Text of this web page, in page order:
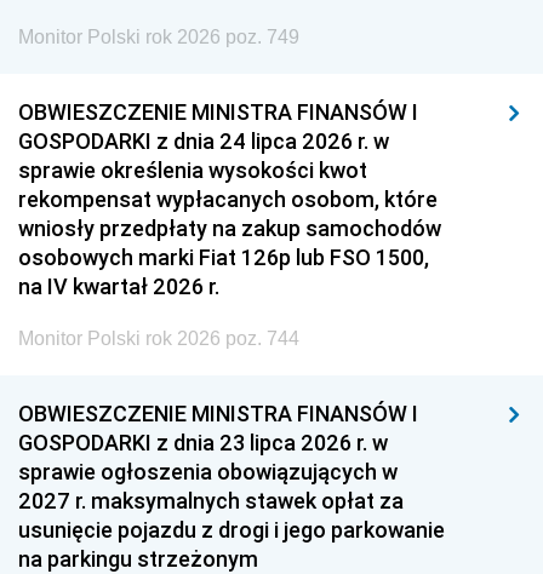
Monitor Polski rok 2026 poz. 749
OBWIESZCZENIE MINISTRA FINANSÓW I
GOSPODARKI z dnia 24 lipca 2026 r. w
sprawie określenia wysokości kwot
rekompensat wypłacanych osobom, które
wniosły przedpłaty na zakup samochodów
osobowych marki Fiat 126p lub FSO 1500,
na IV kwartał 2026 r.
Monitor Polski rok 2026 poz. 744
OBWIESZCZENIE MINISTRA FINANSÓW I
GOSPODARKI z dnia 23 lipca 2026 r. w
sprawie ogłoszenia obowiązujących w
2027 r. maksymalnych stawek opłat za
usunięcie pojazdu z drogi i jego parkowanie
na parkingu strzeżonym